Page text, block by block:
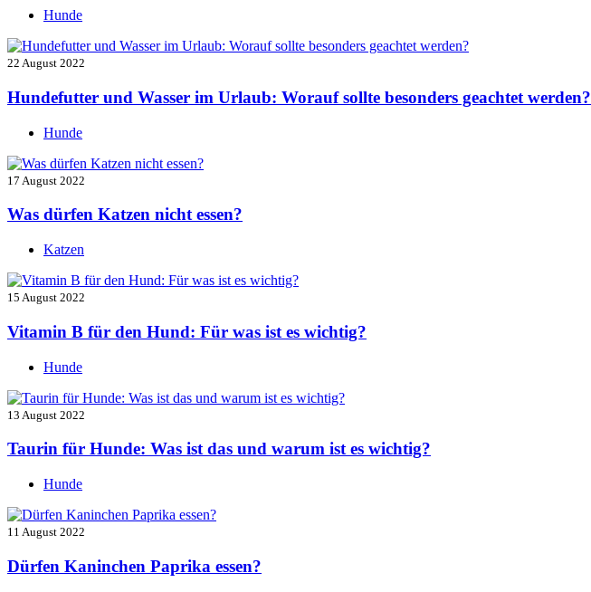
Hunde
22 August 2022
Hundefutter und Wasser im Urlaub: Worauf sollte besonders geachtet werden?
Hunde
17 August 2022
Was dürfen Katzen nicht essen?
Katzen
15 August 2022
Vitamin B für den Hund: Für was ist es wichtig?
Hunde
13 August 2022
Taurin für Hunde: Was ist das und warum ist es wichtig?
Hunde
11 August 2022
Dürfen Kaninchen Paprika essen?